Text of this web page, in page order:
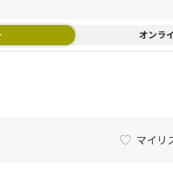
オンラ
マイリ